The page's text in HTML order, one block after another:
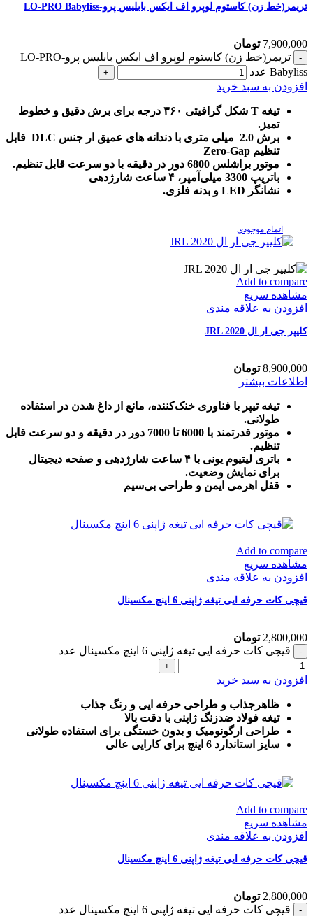
تریمر(خط زن) کاستوم لوپرو اف ایکس بابلیس پرو-LO-PRO Babyliss
7,900,000 تومان
تریمر(خط زن) کاستوم لوپرو اف ایکس بابلیس پرو-LO-PRO
Babyliss عدد
افزودن به سبد خرید
تیغه T شکل گرافیتی ۳۶۰ درجه برای برش دقیق و خطوط
تمیز.
برش 2.0 میلی متری با دندانه های عمیق ار جنس DLC قابل
تنظیم Zero-Gap
موتور براشلس 6800 دور در دقیقه با دو سرعت قابل تنظیم.
باتریپ 3300 میلی‌آمپر، ۴ ساعت شارژدهی
نشانگر LED و بدنه فلزی.
اتمام موجودی
Add to compare
مشاهده سریع
افزودن به علاقه مندی
کلیپر جی ار ال JRL 2020
8,900,000 تومان
اطلاعات بیشتر
تیغه تیپر با فناوری خنک‌کننده، مانع از داغ شدن در استفاده
طولانی.
موتور قدرتمند با 6000 تا 7000 دور در دقیقه و دو سرعت قابل
تنظیم.
باتری لیتیوم یونی با ۴ ساعت شارژدهی و صفحه دیجیتال
برای نمایش وضعیت.
قفل اهرمی ایمن و طراحی بی‌سیم
Add to compare
مشاهده سریع
افزودن به علاقه مندی
قیچی کات حرفه ایی تیغه ژاپنی 6 اینچ مکسینال
2,800,000 تومان
قیچی کات حرفه ایی تیغه ژاپنی 6 اینچ مکسینال عدد
افزودن به سبد خرید
ظاهرجذاب و طراحی حرفه ایی و رنگ جذاب
تیغه فولاد ضدزنگ ژاپنی با دقت بالا
طراحی ارگونومیک و بدون خستگی برای استفاده طولانی
سایز استاندارد 6 اینچ برای کارایی عالی
Add to compare
مشاهده سریع
افزودن به علاقه مندی
قیچی کات حرفه ایی تیغه ژاپنی 6 اینچ مکسینال
2,800,000 تومان
قیچی کات حرفه ایی تیغه ژاپنی 6 اینچ مکسینال عدد